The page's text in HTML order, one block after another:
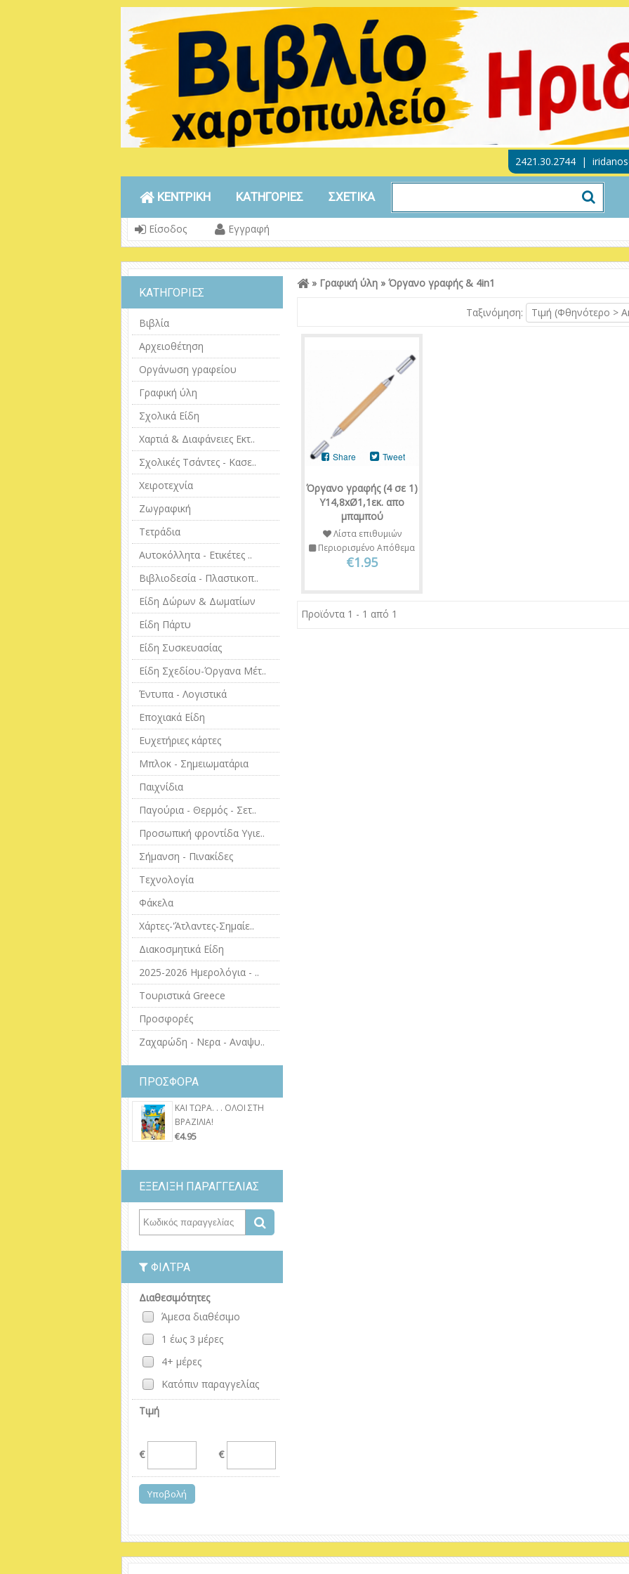
2421.30.2744 |
ΚΕΝΤΡΙΚΗ ΚΑΤΗΓΟΡΙΕΣ ΣΧΕΤΙΚΑ
Είσοδος Εγγραφή
ΚΑΤΗΓΟΡΙΕΣ
Βιβλία
Αρχειοθέτηση
Οργάνωση γραφείου
Γραφική ύλη
Σχολικά Είδη
Χαρτιά & Διαφάνειες Εκτ..
Σχολικές Τσάντες - Κασε..
Χειροτεχνία
Ζωγραφική
Τετράδια
Αυτοκόλλητα - Ετικέτες ..
Βιβλιοδεσία - Πλαστικοπ..
Είδη Δώρων & Δωματίων
Είδη Πάρτυ
Είδη Συσκευασίας
Είδη Σχεδίου-Όργανα Μέτ..
Έντυπα - Λογιστικά
Εποχιακά Είδη
Ευχετήριες κάρτες
Μπλοκ - Σημειωματάρια
Παιχνίδια
Παγούρια - Θερμός - Σετ..
Προσωπική φροντίδα Υγιε..
Σήμανση - Πινακίδες
Τεχνολογία
Φάκελα
Χάρτες-'Άτλαντες-Σημαίε..
Διακοσμητικά Είδη
2025-2026 Ημερολόγια - ..
Τουριστικά Greece
Προσφορές
Ζαχαρώδη - Νερα - Αναψυ..
ΠΡΟΣΦΟΡΑ
ΚΑΙ ΤΩΡΑ. . . ΟΛΟΙ ΣΤΗ
ΒΡΑΖΙΛΙΑ!
€4.95
ΕΞΕΛΙΞΗ ΠΑΡΑΓΓΕΛΙΑΣ
ΦΊΛΤΡΑ
Διαθεσιμότητες
Άμεσα διαθέσιμο
1 έως 3 μέρες
4+ μέρες
Κατόπιν παραγγελίας
Τιμή
€ €
» Γραφική ύλη » Όργανο γραφής & 4in1
Ταξινόμηση: Τιμή (Φθηνότερο >
Όργανο γραφής (4 σε 1)
Υ14,8xØ1,1εκ. απο
μπαμπού
Share Tweet
Λίστα επιθυμιών
Περιορισμένο Απόθεμα
€1.95
Προϊόντα 1 - 1 από 1